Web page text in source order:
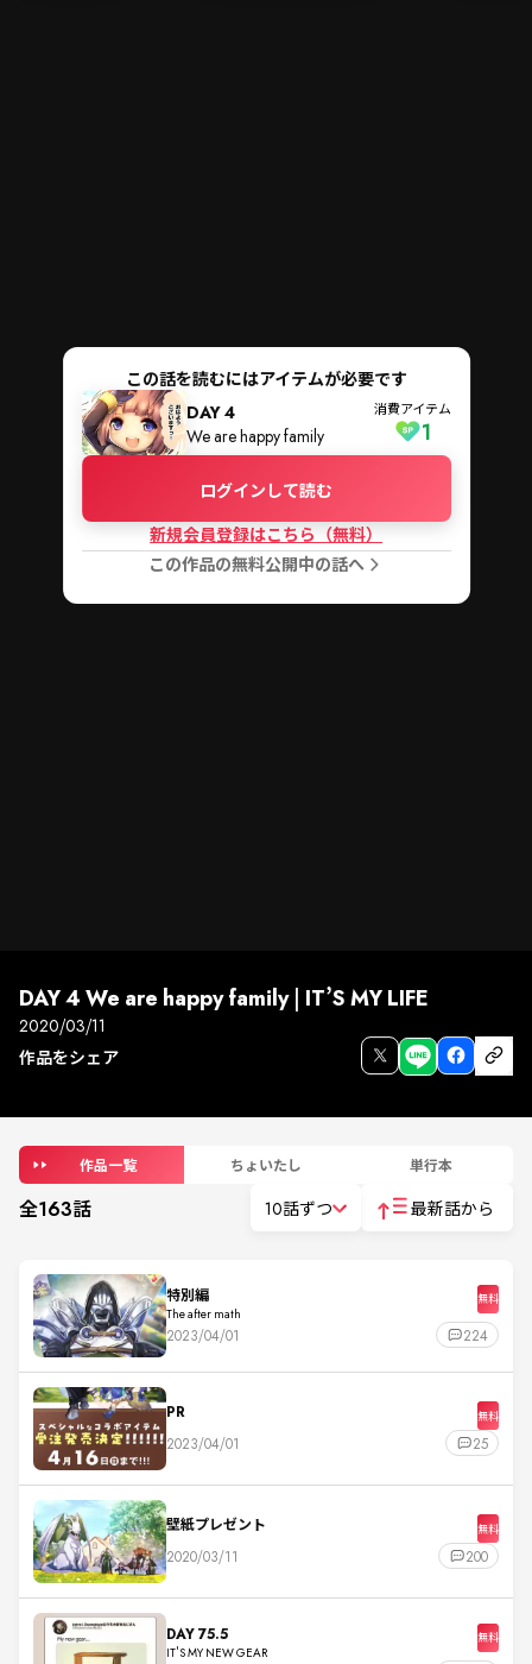
この話を読むにはアイテムが必要です
DAY 4
We are happy family
消費アイテム
1
ログインして読む
新規会員登録はこちら（無料）
この作品の無料公開中の話へ
DAY 4 We are happy family | IT’S MY LIFE
2020/03/11
作品をシェア
作品一覧 ちょいたし 単行本
全163話 10話ずつ 最新話から
特別編
The after math
無料
2023/04/01 224
PR 無料
2023/04/01 25
壁紙プレゼント 無料
2020/03/11 200
DAY 75.5
IT'S MY NEW GEAR
無料